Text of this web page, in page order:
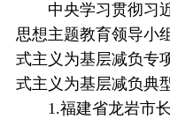
中央学习贯彻习
思想主题教育领导小
式主义为基层减负专
式主义为基层减负典
1.福建省龙岩市